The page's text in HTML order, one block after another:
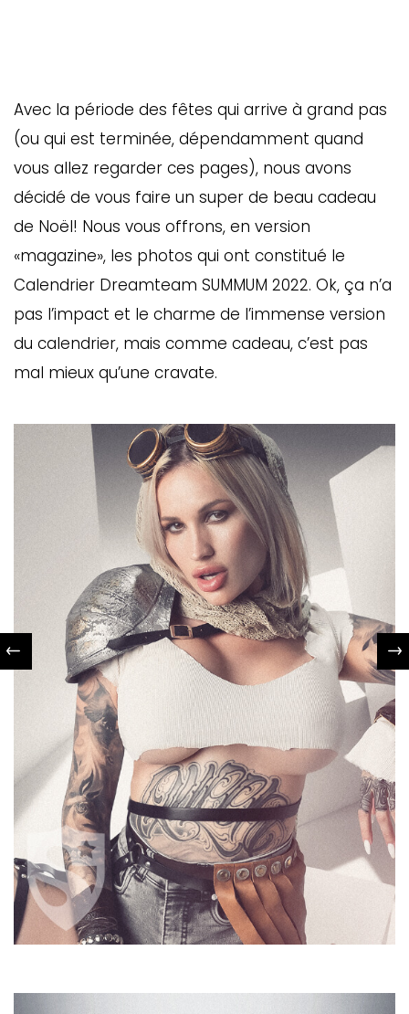
Avec la période des fêtes qui arrive à grand pas
(ou qui est terminée, dépendamment quand
vous allez regarder ces pages), nous avons
décidé de vous faire un super de beau cadeau
de Noël! Nous vous offrons, en version
«magazine», les photos qui ont constitué le
Calendrier Dreamteam SUMMUM 2022. Ok, ça n’a
pas l’impact et le charme de l’immense version
du calendrier, mais comme cadeau, c’est pas
mal mieux qu’une cravate.